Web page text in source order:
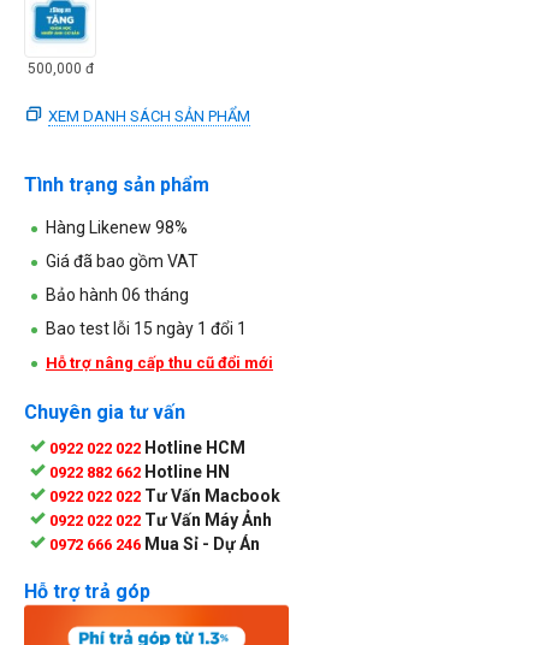
500,000 đ
XEM DANH SÁCH SẢN PHẨM
Tình trạng sản phẩm
Hàng Likenew 98%
Giá đã bao gồm VAT
Bảo hành 06 tháng
Bao test lỗi 15 ngày 1 đổi 1
Hỗ trợ nâng cấp thu cũ đổi mới
Chuyên gia tư vấn
0922 022 022 Hotline HCM
0922 882 662 Hotline HN
0922 022 022 Tư Vấn Macbook
0922 022 022 Tư Vấn Máy Ảnh
0972 666 246 Mua Sỉ - Dự Án
Hỗ trợ trả góp